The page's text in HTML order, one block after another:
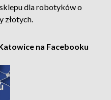
dla robotyków o
złotych.
na Facebooku